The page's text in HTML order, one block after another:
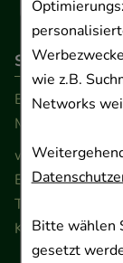
wie z.B.
Networks
Bitte wählen
gesetzt
So erreichen
Beratung und
Montag -
Ernst-August-
Telefon 0511
Kontaktformular